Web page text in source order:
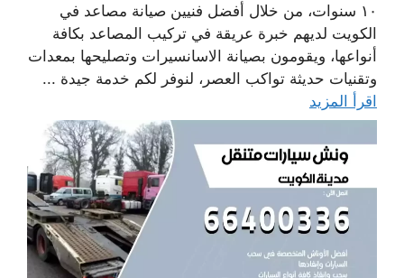
١٠ سنوات، من خلال أفضل فنيين صيانة مصاعد في
الكويت لديهم خبرة عريقة في تركيب المصاعد بكافة
أنواعها، ويقومون بصيانة الاسانسيرات وتصليحها بمعدات
وتقنيات حديثة تواكب العصر، لنوفر لكم خدمة جيدة ...
اقرأ المزيد